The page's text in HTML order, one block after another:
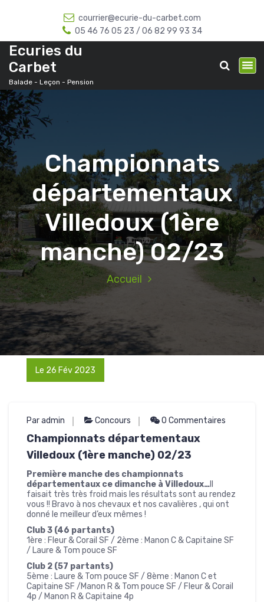
e
c
o
n
t
e
n
u
courrier@ecurie-du-carbet.com
05 46 76 05 23 / 06 82 99 93 34
Ecuries du
Carbet
Balade - Leçon - Pension
Championnats
départementaux
Villedoux (1ère
manche) 02/23
Accueil
Le 26 Fév 2023
Par admin Concours 0 Commentaires
Championnats départementaux
Villedoux (1ère manche) 02/23
Première manche des championnats
départementaux ce dimanche à Villedoux…
faisait très très froid mais les résultats sont au rendez
vous !! Bravo à nos chevaux et nos cavalières , qui ont
donné le meilleur d’eux mêmes !
Club 3 (46 partants)
1ère : Fleur & Corail SF / 2ème : Manon C & Capitaine SF
/ Laure & Tom pouce SF
Club 2 (57 partants)
5ème : Laure & Tom pouce SF / 8ème : Manon C et
Capitaine SF /Manon R & Tom pouce SF / Fleur & Corail
4p / Manon R & Capitaine 4p